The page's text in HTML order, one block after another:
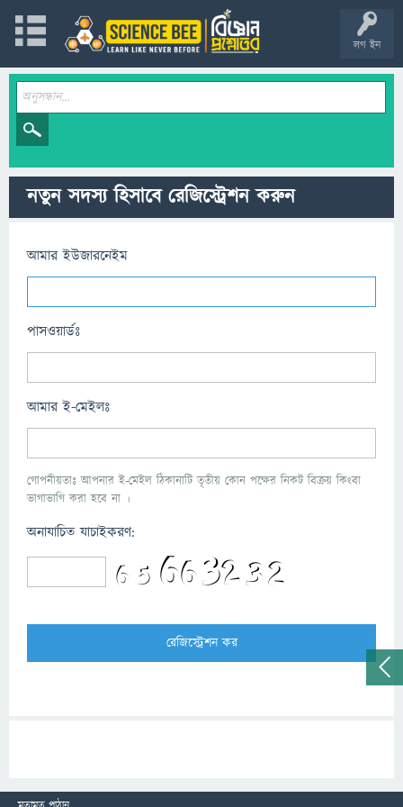
লগ ইন
নতুন সদস্য হিসাবে রেজিস্ট্রেশন করুন
আমার ইউজারনেইম
পাসওয়ার্ডঃ
আমার ই-মেইলঃ
গোপনীয়তাঃ আপনার ই-মেইল ঠিকানাটি তৃতীয় কোন পক্ষের নিকট বিক্রয় কিংবা
ভাগাভাগি করা হবে না ।
অনাযাচিত যাচাইকরণ: